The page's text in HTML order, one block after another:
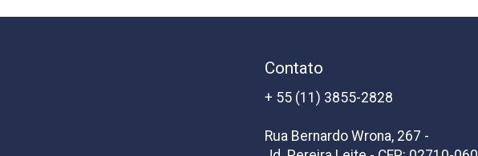
Contato
+ 55 (11) 3855-2828
Rua Bernardo Wrona, 267 -